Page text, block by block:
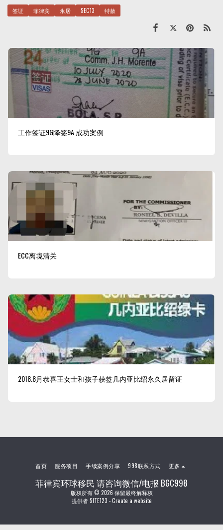
签证 菲律宾 永居 SEC13 特赦
工作签证9G降签9A 成功案例
ECC离境清关
2018.8月恭喜王女士和孩子获签几内亚比绍永久居留证
菲律宾环球移民 请咨询微信/电报 BGC998
版权所有 © 2026 保留最终解释权
提供者SITE123 -Create a website
首页 服务项目 手续案例分享 998联系方式 更多